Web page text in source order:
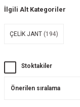
Lastikleri
Lastikleri
Hız Lastikleri
ve Fren Yağları
Katkı Yağları
İlgili Alt Kategoriler
ÇELİK JANT (194)
Stoktakiler